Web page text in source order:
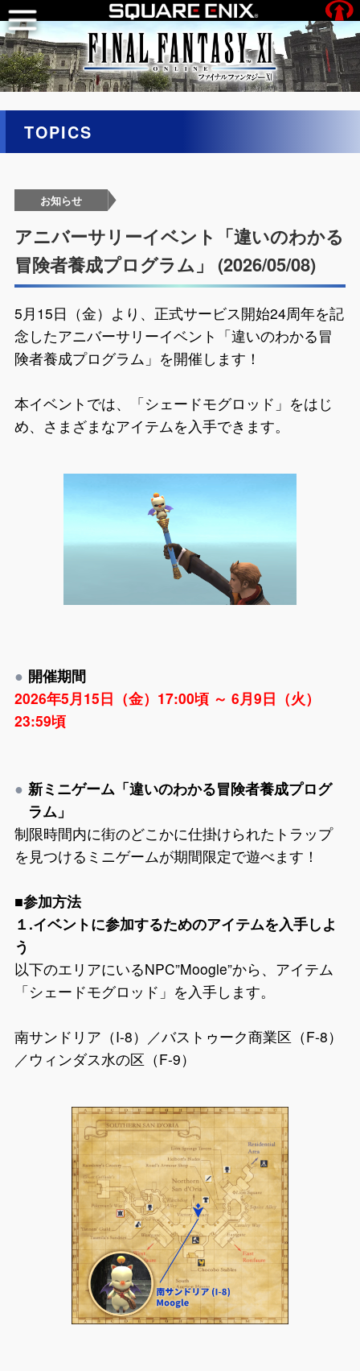
TOPICS
お知らせ
アニバーサリーイベント「違いのわかる
冒険者養成プログラム」 (2026/05/08)
5月15日（金）より、正式サービス開始24周年を記
念したアニバーサリーイベント「違いのわかる冒
険者養成プログラム」を開催します！
本イベントでは、「シェードモグロッド」をはじ
め、さまざまなアイテムを入手できます。
開催期間
2026年5月15日（金）17:00頃 ～ 6月9日（火）
23:59頃
新ミニゲーム「違いのわかる冒険者養成プログ
ラム」
制限時間内に街のどこかに仕掛けられたトラップ
を見つけるミニゲームが期間限定で遊べます！
■参加方法
１.イベントに参加するためのアイテムを入手しよ
う
以下のエリアにいるNPC”Moogle”から、アイテム
「シェードモグロッド」を入手します。
南サンドリア（I-8）／バストゥーク商業区（F-8）
／ウィンダス水の区（F-9）